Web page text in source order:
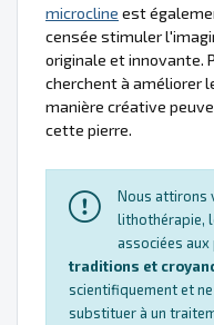
microcline est
censée stimuler
originale et innovante.
cherchent à améliorer
manière créative
cette pierre.
Nous attirons
lithothérapie,
associées
traditions et
scientifiquement et
substituer à un